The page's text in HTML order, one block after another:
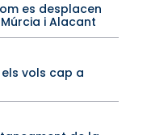
es desplacen
i Alacant
els vols cap a